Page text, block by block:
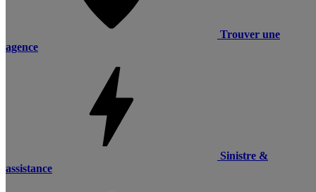
Trouver une
agence
Sinistre &
assistance